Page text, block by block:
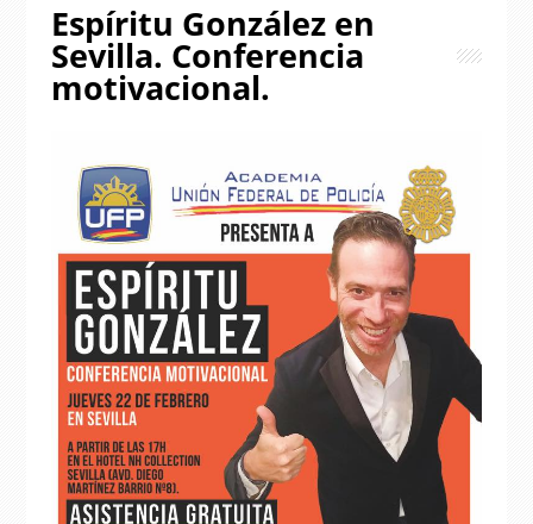
Espíritu González en
Sevilla. Conferencia
motivacional.